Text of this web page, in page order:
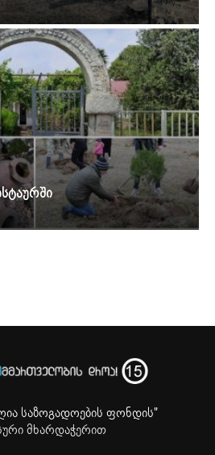
საზოგადოების ფონდის"
მხარდაჭერით